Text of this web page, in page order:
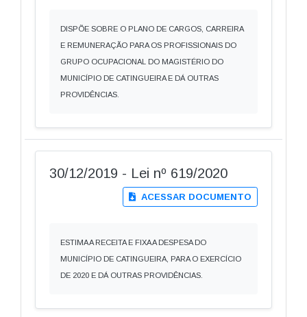
DISPÕE SOBRE O PLANO DE CARGOS, CARREIRA
E REMUNERAÇÃO PARA OS PROFISSIONAIS DO
GRUPO OCUPACIONAL DO MAGISTÉRIO DO
MUNICÍPIO DE CATINGUEIRA E DÁ OUTRAS
PROVIDÊNCIAS.
30/12/2019 - Lei nº 619/2020
ACESSAR DOCUMENTO
ESTIMA A RECEITA E FIXA A DESPESA DO
MUNICÍPIO DE CATINGUEIRA, PARA O EXERCÍCIO
DE 2020 E DÁ OUTRAS PROVIDÊNCIAS.